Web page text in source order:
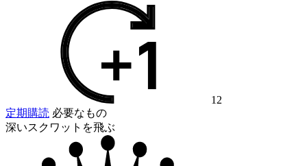
12
定期購読 必要なもの
深いスクワットを飛ぶ